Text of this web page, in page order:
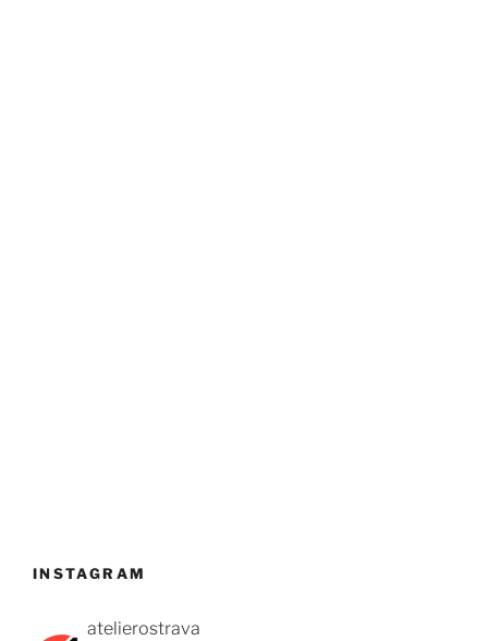
INSTAGRAM
atelierostrava